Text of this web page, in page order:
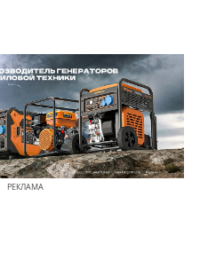
РЕКЛАМА